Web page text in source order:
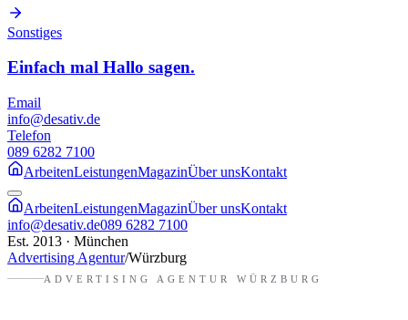
Sonstiges
Einfach mal Hallo sagen.
Email
info@desativ.de
Telefon
089 6282 7100
ArbeitenLeistungenMagazinÜber unsKontakt
ArbeitenLeistungenMagazinÜber unsKontakt
info@desativ.de089 6282 7100
Est. 2013 · München
Advertising Agentur/Würzburg
ADVERTISING AGENTUR WÜRZBURG